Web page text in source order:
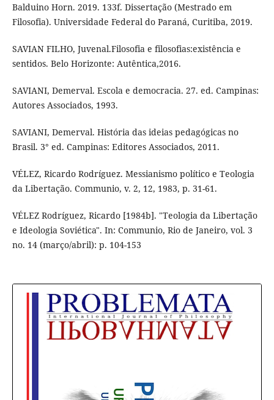
Balduino Horn. 2019. 133f. Dissertação (Mestrado em
Filosofia). Universidade Federal do Paraná, Curitiba, 2019.
SAVIAN FILHO, Juvenal.Filosofia e filosofias:existência e
sentidos. Belo Horizonte: Autêntica,2016.
SAVIANI, Demerval. Escola e democracia. 27. ed. Campinas:
Autores Associados, 1993.
SAVIANI, Demerval. História das ideias pedagógicas no
Brasil. 3° ed. Campinas: Editores Associados, 2011.
VÉLEZ, Ricardo Rodríguez. Messianismo político e Teologia
da Libertação. Communio, v. 2, 12, 1983, p. 31-61.
VÉLEZ Rodríguez, Ricardo [1984b]. "Teologia da Libertação
e Ideologia Soviética". In: Communio, Rio de Janeiro, vol. 3
no. 14 (março/abril): p. 104-153